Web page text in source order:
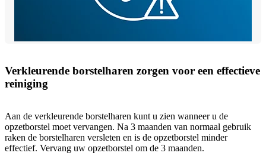
Verkleurende borstelharen zorgen voor een effectieve
reiniging
Aan de verkleurende borstelharen kunt u zien wanneer u de
opzetborstel moet vervangen. Na 3 maanden van normaal gebruik
raken de borstelharen versleten en is de opzetborstel minder
effectief. Vervang uw opzetborstel om de 3 maanden.